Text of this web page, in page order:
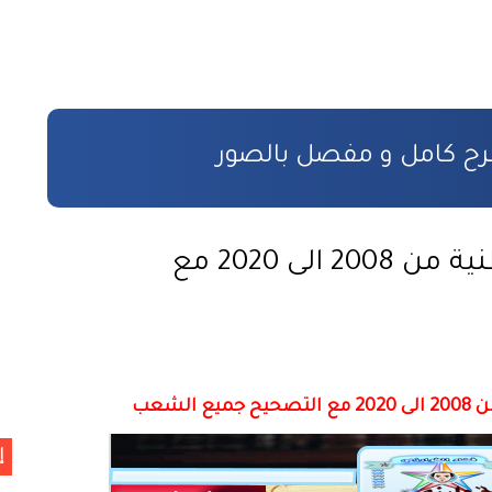
جميع كتب الإمتحانات الوطنية من 2008 الى 2020 مع